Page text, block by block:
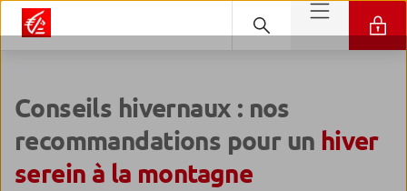
Conseils hivernaux : nos
recommandations pour un hiver
serein à la montagne